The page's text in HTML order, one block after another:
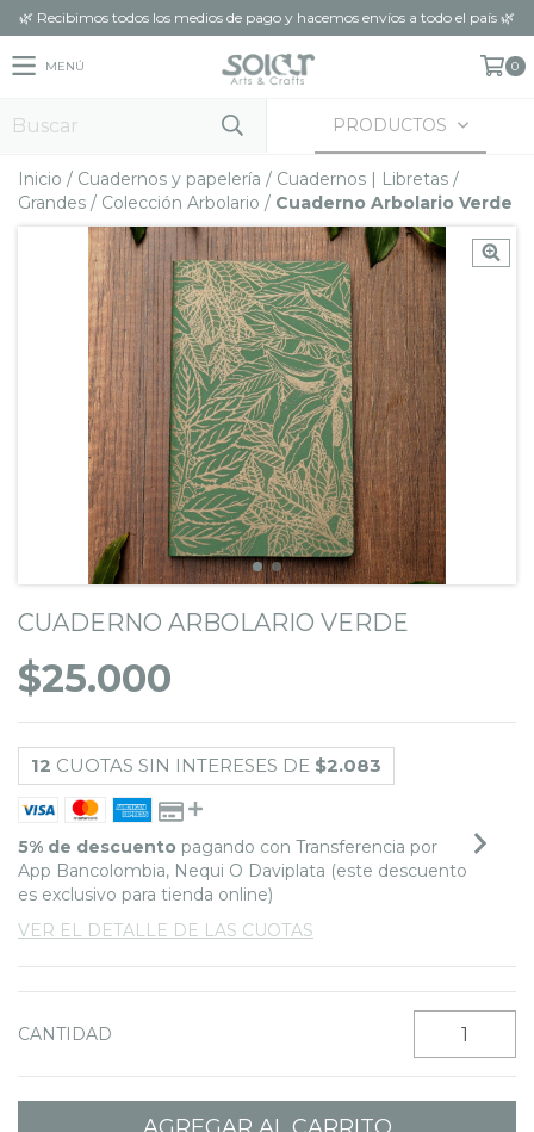
🌿 Recibimos todos los medios de pago y hacemos envíos a todo el país 🌿
MENÚ 0
PRODUCTOS
Inicio / Cuadernos y papelería / Cuadernos | Libretas /
Grandes / Colección Arbolario / Cuaderno Arbolario Verde
CUADERNO ARBOLARIO VERDE
$25.000
12 CUOTAS SIN INTERESES DE $2.083
5% de descuento pagando con Transferencia por
App Bancolombia, Nequi O Daviplata (este descuento
es exclusivo para tienda online)
VER EL DETALLE DE LAS CUOTAS
CANTIDAD